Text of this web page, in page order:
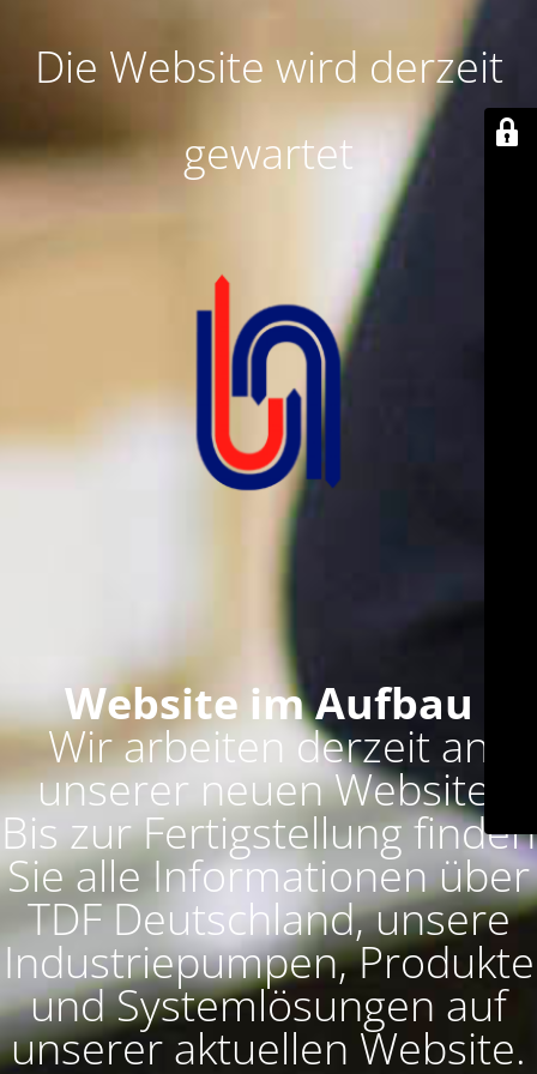
Die Website wird derzeit
gewartet
Website im Aufbau
Wir arbeiten derzeit an
unserer neuen Website.
Bis zur Fertigstellung finden
Sie alle Informationen über
TDF Deutschland, unsere
Industriepumpen, Produkte
und Systemlösungen auf
unserer aktuellen Website.